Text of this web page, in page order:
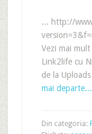
... http://
Vezi mai
Link2life cu
de la
mai
Din categoria: